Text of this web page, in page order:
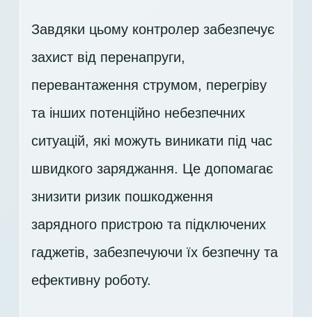
Завдяки цьому контролер забезпечує
захист від перенапруги,
перевантаження струмом, перегріву
та інших потенційно небезпечних
ситуацій, які можуть виникати під час
швидкого заряджання. Це допомагає
знизити ризик пошкодження
зарядного пристрою та підключених
гаджетів, забезпечуючи їх безпечну та
ефективну роботу.